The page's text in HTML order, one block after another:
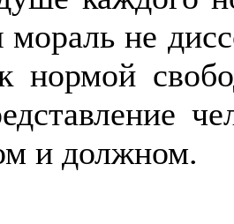
мораль не
нормой
и должном.